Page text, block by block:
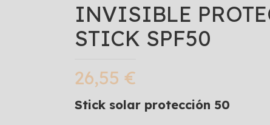
INVISIBLE
STICK SPF50
26,55 €
Stick solar protección 50